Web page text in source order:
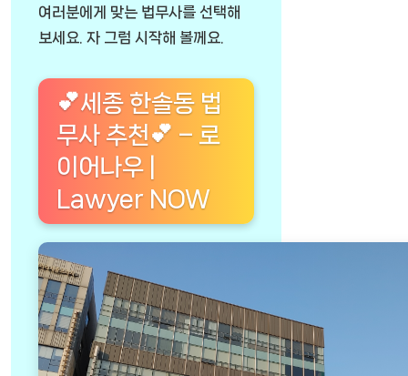
여러분에게 맞는 법무사를 선택해
보세요. 자 그럼 시작해 볼께요.
💕세종 한솔동 법
무사 추천💕 – 로
이어나우 |
Lawyer NOW